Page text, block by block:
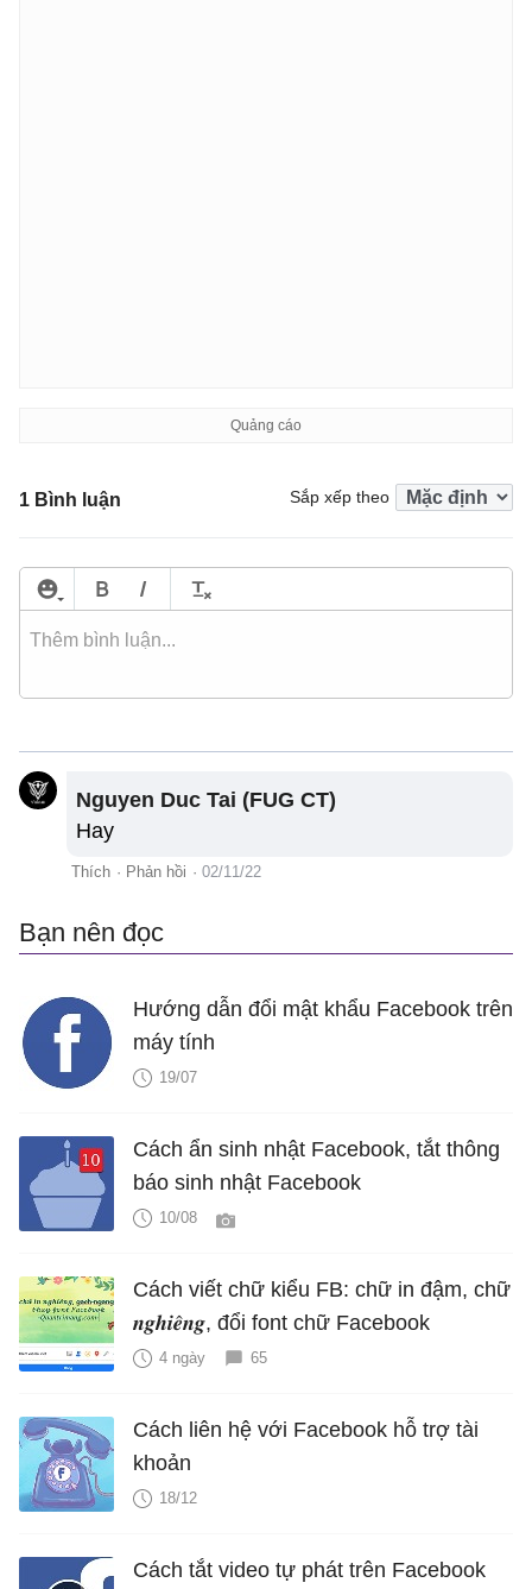
1 Bình luận Sắp xếp theo
Nguyen Duc Tai (FUG CT)
Hay
Thích · Phản hồi · 02/11/22
Bạn nên đọc
Hướng dẫn đổi mật khẩu Facebook trên
máy tính
19/07
Cách ẩn sinh nhật Facebook, tắt thông
báo sinh nhật Facebook
10/08
Cách viết chữ kiểu FB: chữ in đậm, chữ
𝒏𝒈𝒉𝒊𝒆̂𝒏𝒈, đổi font chữ Facebook
4 ngày 65
Cách liên hệ với Facebook hỗ trợ tài
khoản
18/12
Cách tắt video tự phát trên Facebook